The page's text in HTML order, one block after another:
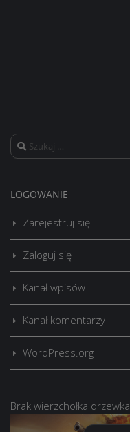
Szukaj:
LOGOWANIE
Zarejestruj się
Zaloguj się
Kanał wpisów
Kanał komentarzy
WordPress.org
Brak wierzchołka drzewka